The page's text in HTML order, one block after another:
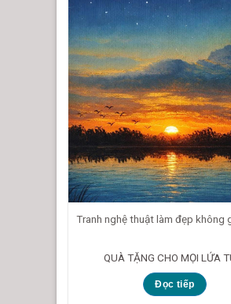
Tranh nghệ thuật làm đẹp không
QUÀ TẶNG CHO MỌI LỨA
Đọc tiếp